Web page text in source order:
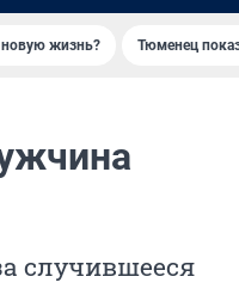
новую жизнь? Тюменец
случившееся